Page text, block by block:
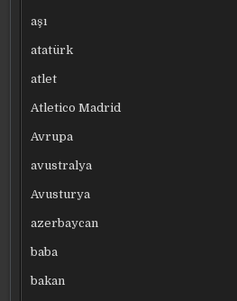
aşı
atatürk
atlet
Atletico Madrid
Avrupa
avustralya
Avusturya
azerbaycan
baba
bakan